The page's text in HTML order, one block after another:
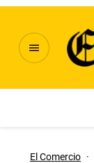
El Comercio ·